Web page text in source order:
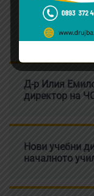
награди
Writers
Д-р Илия
директор на
Нови учебни
началното